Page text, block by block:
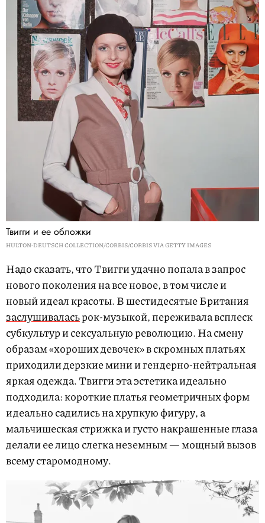
Твигги и ее обложки
HULTON-DEUTSCH COLLECTION/CORBIS/CORBIS VIA GETTY IMAGES
Надо сказать, что Твигги удачно попала в запрос
нового поколения на все новое, в том числе и
новый идеал красоты. В шестидесятые Британия
заслушиваласьрок-музыкой, переживала всплеск
субкультур и сексуальную революцию. На смену
образам «хороших девочек» в скромных платьях
приходили дерзкие мини и гендерно-нейтральная
яркая одежда. Твигги эта эстетика идеально
подходила: короткие платья геометричных форм
идеально садились на хрупкую фигуру, а
мальчишеская стрижка и густо накрашенные глаза
делали ее лицо слегка неземным — мощный вызов
всему старомодному.